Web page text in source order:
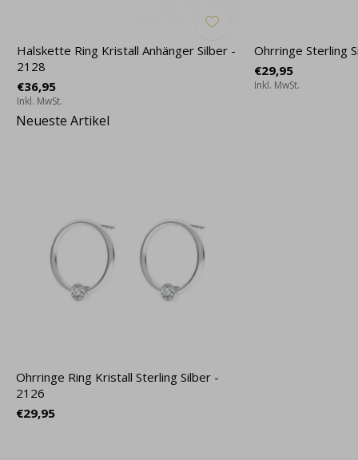
Halskette Ring Kristall Anhänger Silber -
2128
€36,95
Inkl. MwSt.
Ohrringe Sterling
€29,95
Inkl. MwSt.
Neueste Artikel
Ohrringe Ring Kristall Sterling Silber -
2126
€29,95